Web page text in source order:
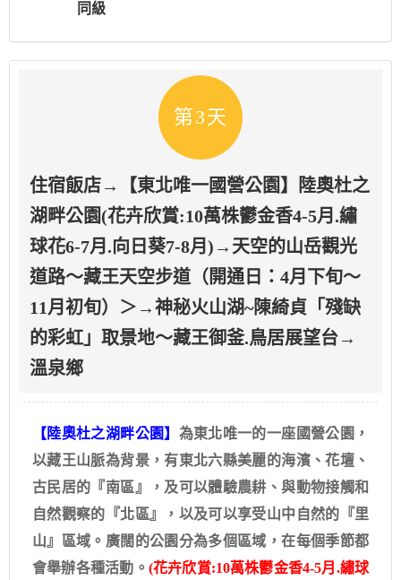
同級
第3天
住宿飯店→【東北唯一國營公園】陸奧杜之
湖畔公園(花卉欣賞:10萬株鬱金香4-5月.繡
球花6-7月.向日葵7-8月)→天空的山岳觀光
道路～藏王天空步道（開通日：4月下旬～
11月初旬）＞→神秘火山湖~陳綺貞「殘缺
的彩虹」取景地～藏王御釜.鳥居展望台→
溫泉鄉
【陸奧杜之湖畔公園】 為東北唯一的一座國營公園，
以藏王山脈為背景，有東北六縣美麗的海濱、花壇、
古民居的『南區』，及可以體驗農耕、與動物接觸和
自然觀察的『北區』，以及可以享受山中自然的『里
山』區域。廣闊的公園分為多個區域，在每個季節都
會舉辦各種活動。 (花卉欣賞:10萬株鬱金香4-5月.繡球